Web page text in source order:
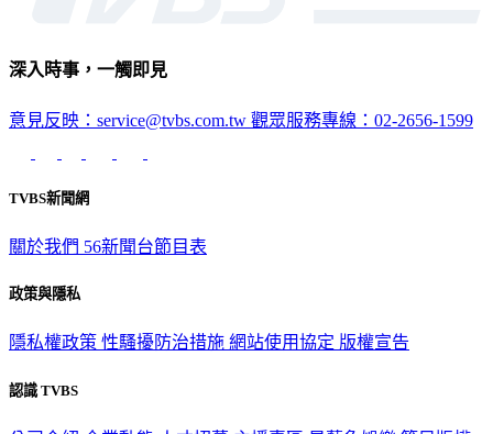
深入時事，一觸即見
意見反映：service@tvbs.com.tw 觀眾服務專線：02-2656-1599
TVBS新聞網
關於我們 56新聞台節目表
政策與隱私
隱私權政策 性騷擾防治措施 網站使用協定 版權宣告
認識 TVBS